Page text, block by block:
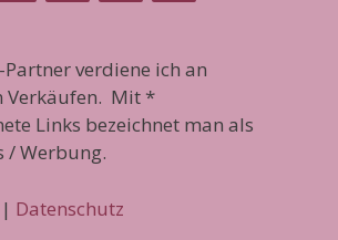
verdiene ich an
Verkäufen. Mit *
Links bezeichnet man als
/ Werbung.
Datenschutz